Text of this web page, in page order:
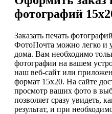
фотографий
Заказать печать
ФотоПочта можно легко и
дома. Вам необходимо
фотографии на вашем
наш веб-сайт или
формат 15х20. На сайте
просмотр ваших фото в
позволяет сразу увидеть,
результат, и при